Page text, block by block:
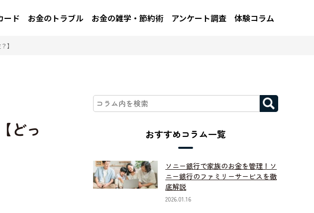
ード お金のトラブル お金の雑学・節約術 アンケート調査 体験コラム
】
どっ
おすすめコラム一覧
ソニー銀行で家族のお金を管理！ソ
ニー銀行のファミリーサービスを徹
底解説
2026.01.16